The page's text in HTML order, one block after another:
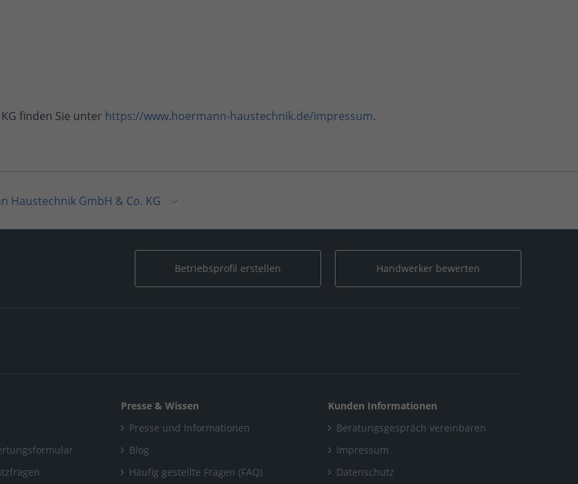
finden Sie unter https://www.hoermann-haustechnik.de/impressum.
Haustechnik GmbH & Co. KG
Co. KG
Betriebsprofil erstellen Handwerker bewerten
Presse & Wissen
Presse und Informationen
Blog
Häufig gestellte Fragen (FAQ)
Kunden Informationen
Beratungsgespräch vereinbaren
Impressum
Datenschutz